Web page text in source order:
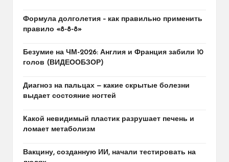
Формула долголетия – как правильно применить
правило «8-8-8»
Безумие на ЧМ-2026: Англия и Франция забили 10
голов (ВИДЕООБЗОР)
Диагноз на пальцах — какие скрытые болезни
выдает состояние ногтей
Какой невидимый пластик разрушает печень и
ломает метаболизм
Вакцину, созданную ИИ, начали тестировать на